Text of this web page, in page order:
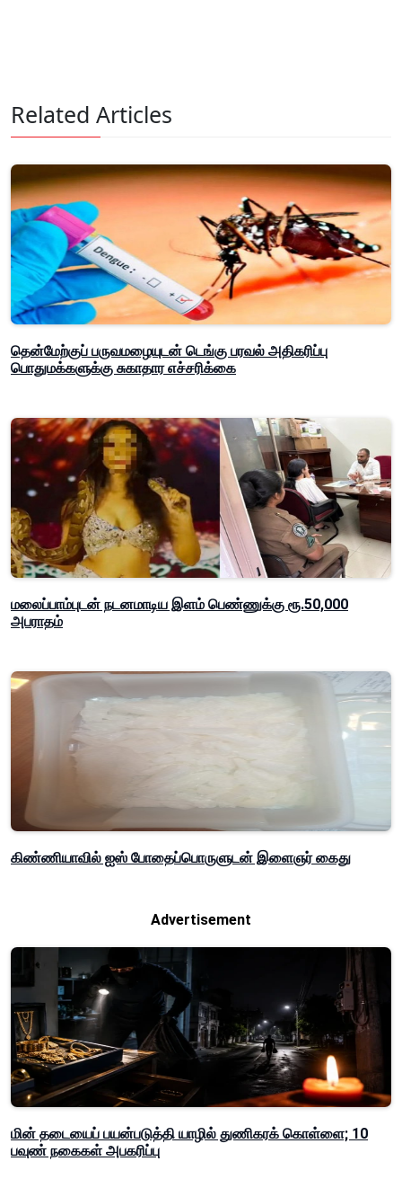
Related Articles
தென்மேற்குப் பருவமழையுடன் டெங்கு பரவல் அதிகரிப்பு
பொதுமக்களுக்கு சுகாதார எச்சரிக்கை
மலைப்பாம்புடன் நடனமாடிய இளம் பெண்ணுக்கு ரூ.50,000
அபராதம்
கிண்ணியாவில் ஐஸ் போதைப்பொருளுடன் இளைஞர் கைது
Advertisement
மின் தடையைப் பயன்படுத்தி யாழில் துணிகரக் கொள்ளை; 10
பவுண் நகைகள் அபகரிப்பு